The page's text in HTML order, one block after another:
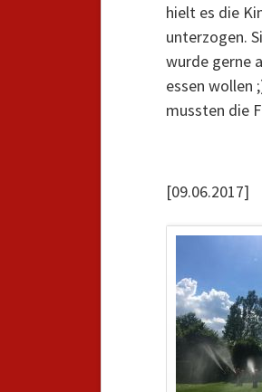
hielt es die
unterzogen.
wurde gerne
essen wollen
mussten die
[09.06.2017]